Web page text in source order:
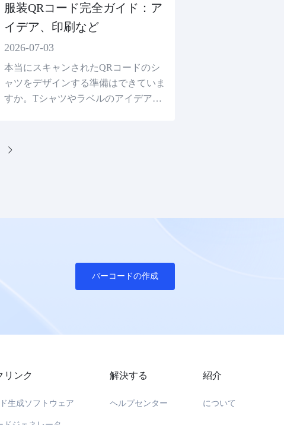
服装QRコード完全ガイド：ア
イデア、印刷など
2026-07-03
本当にスキャンされたQRコードのシ
ャツをデザインする準備はできていま
すか。Tシャツやラベルのアイデアを
す。
バーコードの作成
リンク
生成ソフトウェア
解決する
ヘルプセンター
紹介
について